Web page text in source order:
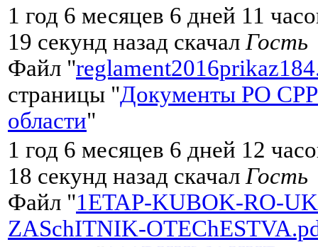
1 год 6 месяцев 6 дней 11
19 секунд назад скачал Гость
Файл "
страницы "Документы РО СРР
области"
1 год 6 месяцев 6 дней 12
18 секунд назад скачал Гость
Файл "1ETAP-KUBOK-RO-
ZASchITNIK-